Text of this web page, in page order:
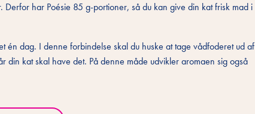
har Poésie 85 g-portioner, så du kan give din kat frisk mad i
dag. I denne forbindelse skal du huske at tage vådfoderet ud af
din kat skal have det. På denne måde udvikler aromaen sig også